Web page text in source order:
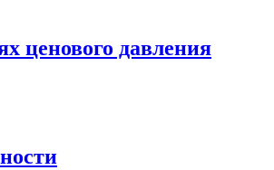
ценового давления